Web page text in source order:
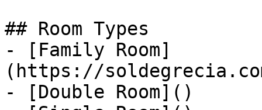
## Room Types
- [Family Room]
(https://
- [Double Room]()